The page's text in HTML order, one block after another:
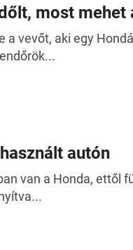
most
vevőt, aki egy
autón
van a Honda, ettől